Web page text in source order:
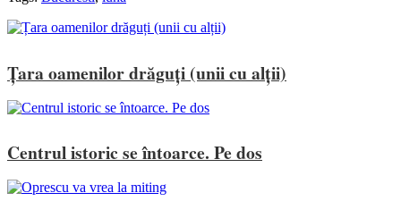
Țara oamenilor drăguți (unii cu alții)
Centrul istoric se întoarce. Pe dos